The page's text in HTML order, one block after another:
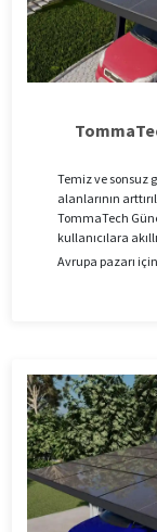
Temiz ve sonsuz
alanlarının
TommaTech
kullanıcılara
Avrupa pazarı